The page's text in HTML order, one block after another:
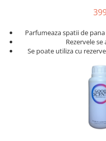
Parfumeaza spatii de
Rezervele
Se poate utiliza cu